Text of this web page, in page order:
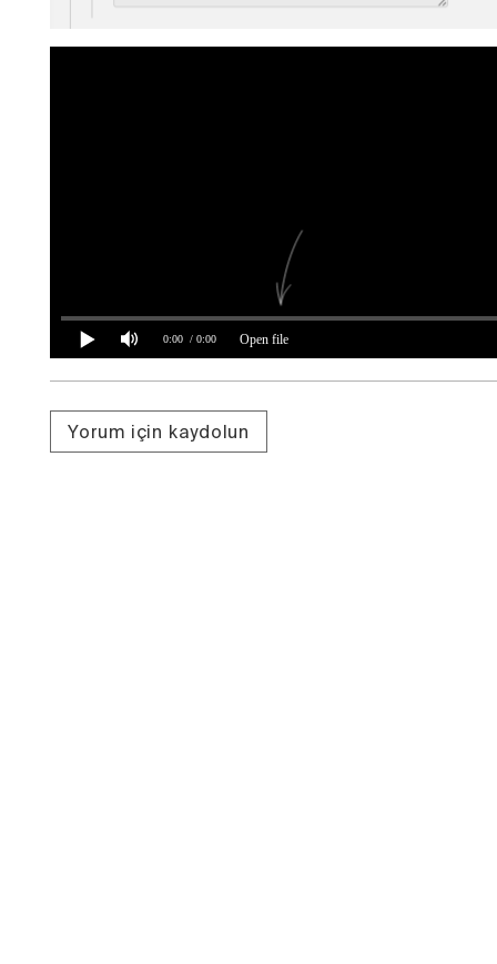
0:00 / 0:00 Open file
Yorum için kaydolun